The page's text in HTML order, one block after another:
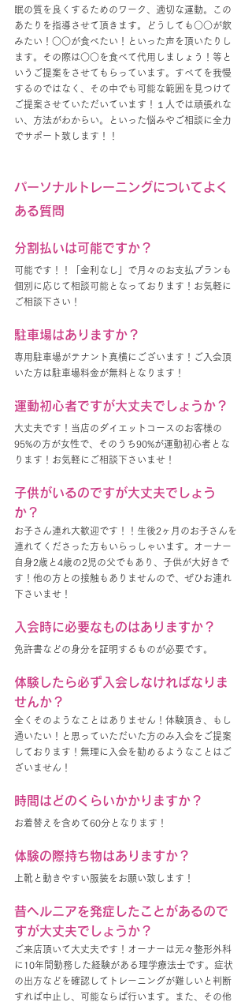
眠の質を良くするためのワーク、適切な運動。この
あたりを指導させて頂きます。どうしても○○が飲
みたい！○○が食べたい！といった声を頂いたりし
ます。その際は○○を食べて代用しましょう！等と
いうご提案をさせてもらっています。すべてを我慢
するのではなく、その中でも可能な範囲を見つけて
ご提案させていただいています！１人では頑張れな
い、方法がわからい。といった悩みやご相談に全力
でサポート致します！！
パーソナルトレーニングについてよく
ある質問
分割払いは可能ですか？
可能です！！「金利なし」で月々のお支払プランも
個別に応じて相談可能となっております！お気軽に
ご相談下さい！
駐車場はありますか？
専用駐車場がテナント真横にございます！ご入会頂
いた方は駐車場料金が無料となります！
運動初心者ですが大丈夫でしょうか？
大丈夫です！当店のダイエットコースのお客様の
95%の方が女性で、そのうち90%が運動初心者とな
ります！お気軽にご相談下さいませ！
子供がいるのですが大丈夫でしょう
か？
お子さん連れ大歓迎です！！生後2ヶ月のお子さんを
連れてくださった方もいらっしゃいます。オーナー
自身2歳と4歳の2児の父でもあり、子供が大好きで
す！他の方との接触もありませんので、ぜひお連れ
下さいませ！
入会時に必要なものはありますか？
免許書などの身分を証明するものが必要です。
体験したら必ず入会しなければなりま
せんか？
全くそのようなことはありません！体験頂き、もし
通いたい！と思っていただいた方のみ入会をご提案
しております！無理に入会を勧めるようなことはご
ざいません！
時間はどのくらいかかりますか？
お着替えを含めて60分となります！
体験の際持ち物はありますか？
上靴と動きやすい服装をお願い致します！
昔ヘルニアを発症したことがあるので
すが大丈夫でしょうか？
ご来店頂いて大丈夫です！オーナーは元々整形外科
に10年間勤務した経験がある理学療法士です。症状
の出方などを確認してトレーニングが難しいと判断
すれば中止し、可能ならば行います。また、その他